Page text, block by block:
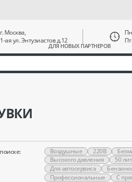
ДЛЯ НОВЫХ ПАРТНЕРОВ
г. Москва,
1-ая ул. Энтузиастов д.12
Воздушные 220В
Высокого давления
50
Для автосервиса
Профессиональные
С